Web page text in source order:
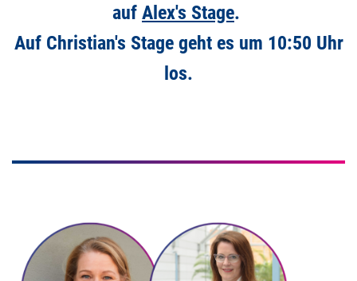
auf Alex's Stage.
Auf Christian's Stage geht es um 10:50 Uhr
los.